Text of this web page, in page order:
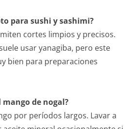
para sushi y sashimi?
cortes limpios y precisos.
usar yanagiba, pero este
bien para preparaciones
de nogal?
por períodos largos. Lavar a